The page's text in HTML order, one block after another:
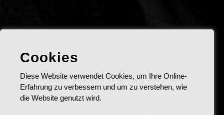
Cookies
Diese Website verwendet Cookies, um Ihre Online-
Erfahrung zu verbessern und um zu verstehen, wie
die Website genutzt wird.